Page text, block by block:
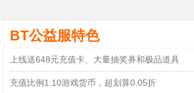
BT公益服特色
上线送648元充值卡、大量抽奖券和极品道具
充值比例1:10游戏货币，超划算0.05折